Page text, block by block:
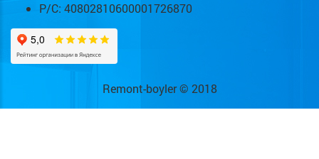
Р/С: 40802810600001726870
Remont-boyler © 2018